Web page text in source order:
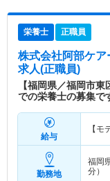
栄養士 正職員
株式会社阿部ケ
求人(正職員)
【福岡県／福岡市
での栄養士の募集で
給与
【モ
勤務地
福岡
分）